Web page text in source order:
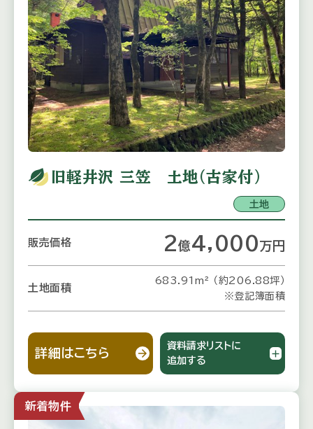
旧軽井沢 三笠 土地（古家付）
土地
販売価格 2億4,000万 円
土地面積
683.91m² （約206.88坪）
※登記簿面積
詳細はこちら
資料請求リストに
追加する
新着物件